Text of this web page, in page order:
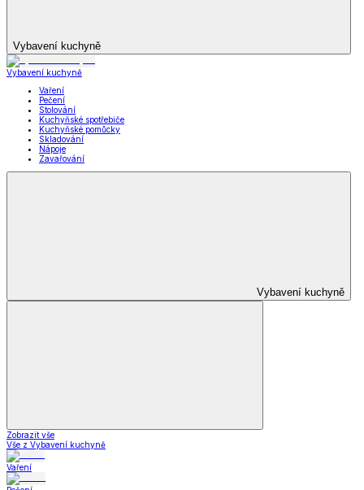
Vybavení kuchyně
Vybavení kuchyně
Vaření
Pečení
Stolování
Kuchyňské spotřebiče
Kuchyňské pomůcky
Skladování
Nápoje
Zavařování
Vybavení kuchyně
Zobrazit vše
Vše z Vybavení kuchyně
Vaření